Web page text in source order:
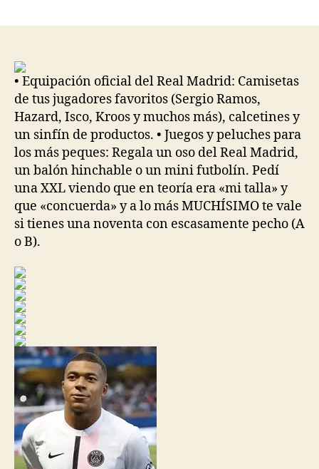
• Equipación oficial del Real Madrid: Camisetas
de tus jugadores favoritos (Sergio Ramos,
Hazard, Isco, Kroos y muchos más), calcetines y
un sinfín de productos. • Juegos y peluches para
los más peques: Regala un oso del Real Madrid,
un balón hinchable o un mini futbolín. Pedí
una XXL viendo que en teoría era «mi talla» y
que «concuerda» y a lo más MUCHÍSIMO te vale
si tienes una noventa con escasamente pecho (A
o B).